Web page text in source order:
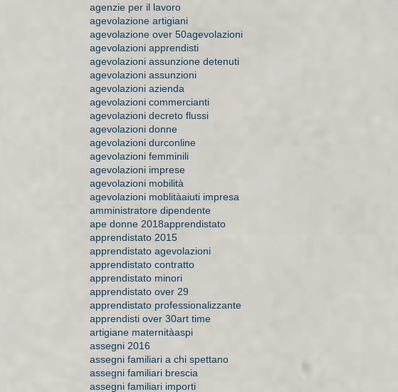
agenzie per il lavoro
agevolazione artigiani
agevolazione over 50agevolazioni
agevolazioni apprendisti
agevolazioni assunzione detenuti
agevolazioni assunzioni
agevolazioni azienda
agevolazioni commercianti
agevolazioni decreto flussi
agevolazioni donne
agevolazioni durconline
agevolazioni femminili
agevolazioni imprese
agevolazioni mobilità
agevolazioni moblitàaiuti impresa
amministratore dipendente
ape donne 2018apprendistato
apprendistato 2015
apprendistato agevolazioni
apprendistato contratto
apprendistato minori
apprendistato over 29
apprendistato professionalizzante
apprendisti over 30art time
artigiane maternitàaspi
assegni 2016
assegni familiari a chi spettano
assegni familiari brescia
assegni familiari importi